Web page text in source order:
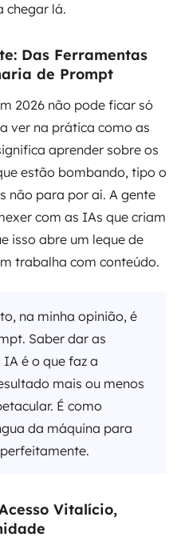
chegar lá.
Das Ferramentas
de Prompt
2026 não pode ficar só
ver na prática como as
aprender sobre os
estão bombando, tipo o
não para por aí. A gente
com as IAs que criam
isso abre um leque de
trabalha com conteúdo.
na minha opinião, é
Saber dar as
é o que faz a
mais ou menos
É como
da máquina para
Vitalício,